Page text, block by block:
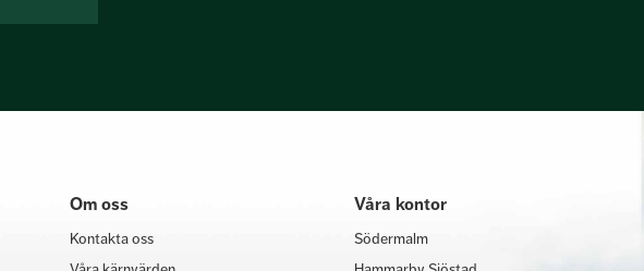
Om oss
Kontakta oss
Våra kontor
Södermalm